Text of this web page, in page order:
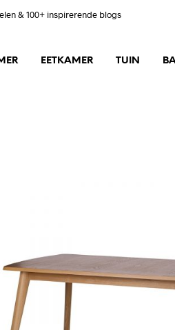
& 100+ inspirerende blogs
EETKAMER TUIN